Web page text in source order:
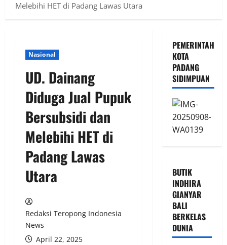
Melebihi HET di Padang Lawas Utara
Nasional
UD. Dainang
Diduga Jual Pupuk
Bersubsidi dan
Melebihi HET di
Padang Lawas
Utara
Redaksi Teropong Indonesia
News
April 22, 2025
PEMERINTAH
KOTA
PADANG
SIDIMPUAN
BUTIK
INDHIRA
GIANYAR
BALI
BERKELAS
DUNIA